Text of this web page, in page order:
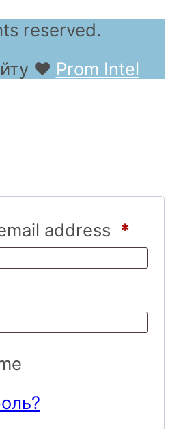
reserved.
❤ Prom Intel
address *